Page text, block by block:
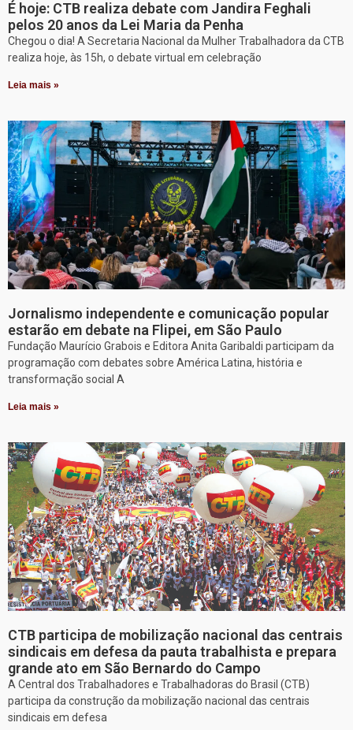
É hoje: CTB realiza debate com Jandira Feghali
pelos 20 anos da Lei Maria da Penha
Chegou o dia! A Secretaria Nacional da Mulher Trabalhadora da CTB
realiza hoje, às 15h, o debate virtual em celebração
Leia mais »
Jornalismo independente e comunicação popular
estarão em debate na Flipei, em São Paulo
Fundação Maurício Grabois e Editora Anita Garibaldi participam da
programação com debates sobre América Latina, história e
transformação social A
Leia mais »
CTB participa de mobilização nacional das centrais
sindicais em defesa da pauta trabalhista e prepara
grande ato em São Bernardo do Campo
A Central dos Trabalhadores e Trabalhadoras do Brasil (CTB)
participa da construção da mobilização nacional das centrais
sindicais em defesa